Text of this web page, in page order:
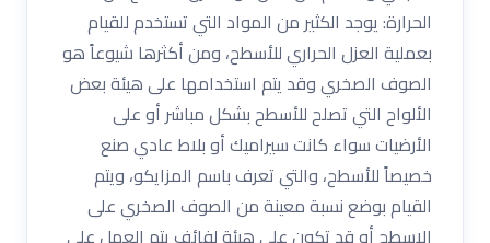
الحرارة: يوجد الكثير من المواد التي تستخدم للقيام
بعملية العزل الحراري للأسطح، ومن أكثرها شيوعاً هو
الصوف الصخري وقد يتم استخدامها على هيئة بعض
الألواح التي تصلح للأسطح بشكل مباشر أو على
الأرضيات سواء كانت سيراميك أو بلاط عادي صنع
خصيصاً للأسطح، والتي تعرف باسم المزايكو، ويتم
القيام بوضع نسبة معينة من الصوف الصخري على